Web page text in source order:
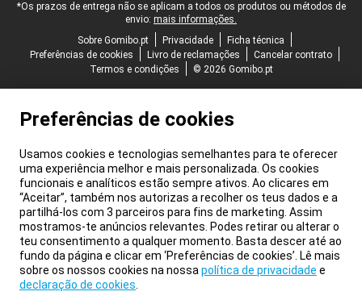
*Os prazos de entrega não se aplicam a todos os produtos ou métodos de
envio: mais informações.
Sobre Gomibo.pt
Privacidade
Ficha técnica
Preferências de cookies
Livro de reclamações
Cancelar contrato
Termos e condições
© 2026 Gomibo.pt
Preferências de cookies
Usamos cookies e tecnologias semelhantes para te oferecer
uma experiência melhor e mais personalizada. Os cookies
funcionais e analíticos estão sempre ativos. Ao clicares em
“Aceitar”, também nos autorizas a recolher os teus dados e a
partilhá-los com 3 parceiros para fins de marketing. Assim
mostramos-te anúncios relevantes. Podes retirar ou alterar o
teu consentimento a qualquer momento. Basta descer até ao
fundo da página e clicar em ‘Preferências de cookies’. Lê mais
sobre os nossos cookies na nossa política de privacidade e
declaração de cookies